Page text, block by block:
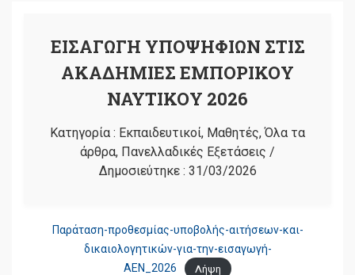
ΕΙΣΑΓΩΓΗ ΥΠΟΨΗΦΙΩΝ ΣΤΙΣ
ΑΚΑΔΗΜΙΕΣ ΕΜΠΟΡΙΚΟΥ
ΝΑΥΤΙΚΟΥ 2026
Κατηγορία : Εκπαιδευτικοί, Μαθητές,Όλα τα
άρθρα, Πανελλαδικές Εξετάσεις /
Δημοσιεύτηκε : 31/03/2026
Παράταση-προθεσμίας-υποβολής-αιτήσεων-και-
δικαιολογητικών-για-την-εισαγωγή-
ΑΕΝ_2026
Λήψη